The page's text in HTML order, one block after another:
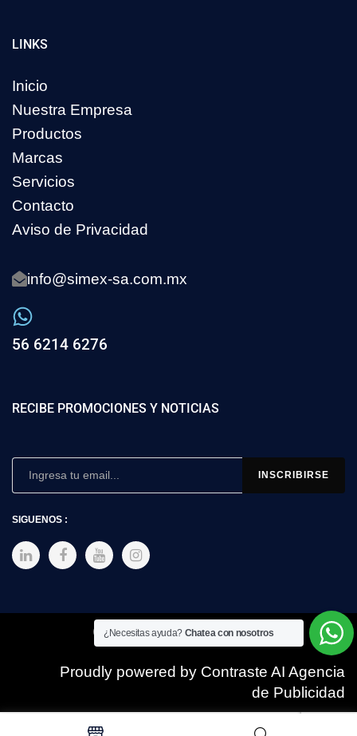
LINKS
Inicio
Nuestra Empresa
Productos
Marcas
Servicios
Contacto
Aviso de Privacidad
info@simex-sa.com.mx
56 6214 6276
RECIBE PROMOCIONES Y NOTICIAS
SIGUENOS :
Copyright © 2025 SIMEX
Proudly powered by Contraste AI Agencia
de Publicidad
¿Necesitas ayuda? Chatea con nosotros